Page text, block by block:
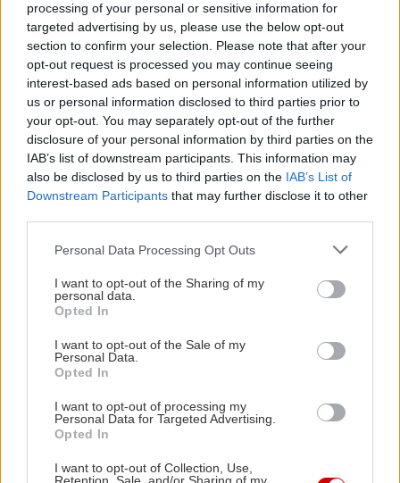
processing of your personal or sensitive information for
targeted advertising by us, please use the below opt-out
section to confirm your selection. Please note that after your
opt-out request is processed you may continue seeing
interest-based ads based on personal information utilized by
us or personal information disclosed to third parties prior to
your opt-out. You may separately opt-out of the further
disclosure of your personal information by third parties on the
IAB’s list of downstream participants. This information may
also be disclosed by us to third parties on the IAB’s List of
Downstream Participants that may further disclose it to other
Please note that this website/app uses one or more Google
not limited to your visit or usage behaviour. You may click to
grant or deny consent to Google and its third-party tags to
use your data for below specified purposes in below Google
consent section.
Personal Data Processing Opt Outs
I want to opt-out of the Sharing of my
personal data.
Opted In
I want to opt-out of the Sale of my
Personal Data.
Opted In
I want to opt-out of processing my
Personal Data for Targeted Advertising.
Opted In
I want to opt-out of Collection, Use,
Μείνε Αύγουστο στην Αθήνα κι άσε τους
Πώς θα
PODCASTS
Αναζήτηση
για...